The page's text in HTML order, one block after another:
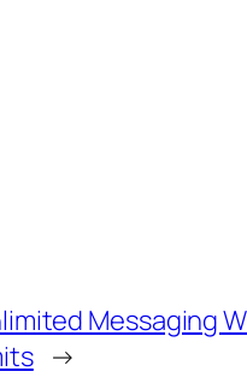
Messaging
→